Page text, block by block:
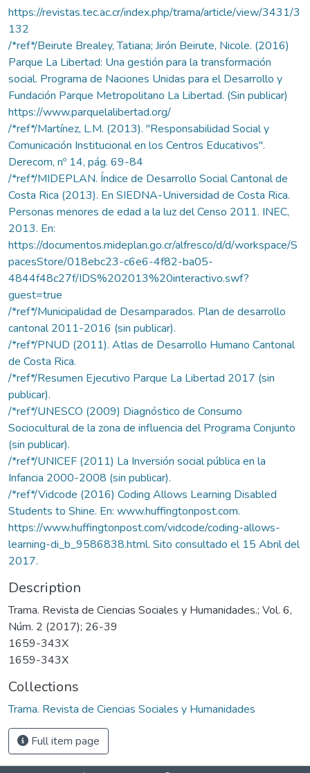
https://revistas.tec.ac.cr/index.php/trama/article/view/3431/3
132
/*ref*/Beirute Brealey, Tatiana; Jirón Beirute, Nicole. (2016)
Parque La Libertad: Una gestión para la transformación
social. Programa de Naciones Unidas para el Desarrollo y
Fundación Parque Metropolitano La Libertad. (Sin publicar)
https://www.parquelalibertad.org/
/*ref*/Martínez, L.M. (2013). "Responsabilidad Social y
Comunicación Institucional en los Centros Educativos".
Derecom, nº 14, pág. 69-84
/*ref*/MIDEPLAN. Índice de Desarrollo Social Cantonal de
Costa Rica (2013). En SIEDNA-Universidad de Costa Rica.
Personas menores de edad a la luz del Censo 2011. INEC,
2013. En:
https://documentos.mideplan.go.cr/alfresco/d/d/workspace/S
pacesStore/018ebc23-c6e6-4f82-ba05-
4844f48c27f/IDS%202013%20interactivo.swf?
guest=true
/*ref*/Municipalidad de Desamparados. Plan de desarrollo
cantonal 2011-2016 (sin publicar).
/*ref*/PNUD (2011). Atlas de Desarrollo Humano Cantonal
de Costa Rica.
/*ref*/Resumen Ejecutivo Parque La Libertad 2017 (sin
publicar).
/*ref*/UNESCO (2009) Diagnóstico de Consumo
Sociocultural de la zona de influencia del Programa Conjunto
(sin publicar).
/*ref*/UNICEF (2011) La Inversión social pública en la
Infancia 2000-2008 (sin publicar).
/*ref*/Vidcode (2016) Coding Allows Learning Disabled
Students to Shine. En: www.huffingtonpost.com.
https://www.huffingtonpost.com/vidcode/coding-allows-
learning-di_b_9586838.html. Sito consultado el 15 Abril del
2017.
Description
Trama. Revista de Ciencias Sociales y Humanidades.; Vol. 6,
Núm. 2 (2017); 26-39
1659-343X
1659-343X
Collections
Trama. Revista de Ciencias Sociales y Humanidades
Full item page